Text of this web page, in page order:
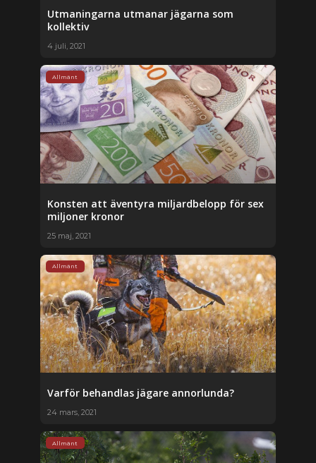
Utmaningarna utmanar jägarna som
kollektiv
4 juli, 2021
Allmänt
Konsten att äventyra miljardbelopp för sex
miljoner kronor
25 maj, 2021
Allmänt
Varför behandlas jägare annorlunda?
24 mars, 2021
Allmänt